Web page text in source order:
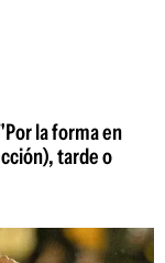
la forma en
tarde o